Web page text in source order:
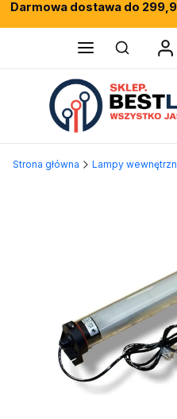
Darmowa dostawa do
Rewelacyjne opinie
Fachowe doradztwo
Otwórz
Strona główna Lampy